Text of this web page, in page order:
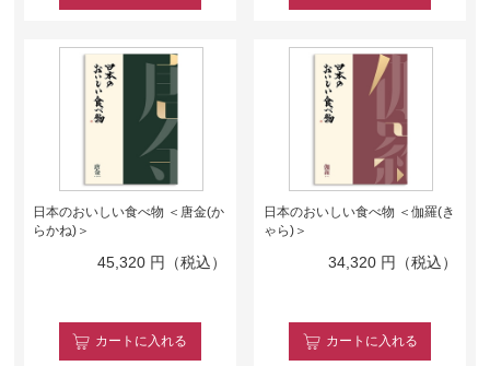
日本のおいしい食べ物 ＜唐金(か
らかね)＞
45,320 円（税込）
カート に入れる
日本のおいしい食べ物 ＜伽羅(き
ゃら)＞
34,320 円（税込）
カート に入れる